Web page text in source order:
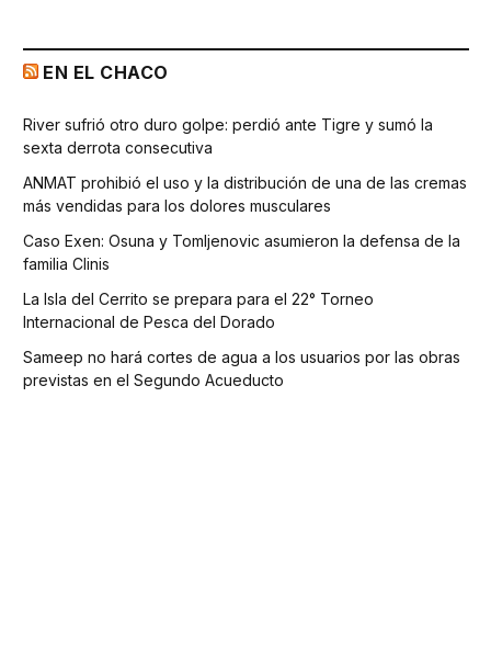
EN EL CHACO
River sufrió otro duro golpe: perdió ante Tigre y sumó la
sexta derrota consecutiva
ANMAT prohibió el uso y la distribución de una de las cremas
más vendidas para los dolores musculares
Caso Exen: Osuna y Tomljenovic asumieron la defensa de la
familia Clinis
La Isla del Cerrito se prepara para el 22° Torneo
Internacional de Pesca del Dorado
Sameep no hará cortes de agua a los usuarios por las obras
previstas en el Segundo Acueducto